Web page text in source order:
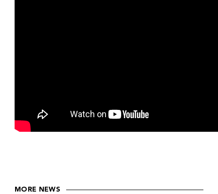
MORE NEWS